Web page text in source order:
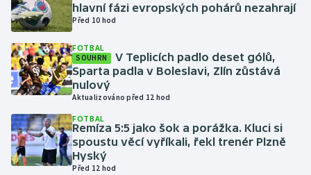
Moderní pětiboj
Motorsport
Olympijské hry
Parasport
Plavání
hlavní fázi evropských pohárů nezahrají
Před 10 hod
FOTBAL
SOUHRN
V Teplicích padlo deset gólů,
Sparta padla v Boleslavi, Zlín zůstává
nulový
Aktualizováno před 12 hod
FOTBAL
Remíza 5:5 jako šok a porážka. Kluci si
spoustu věcí vyříkali, řekl trenér Plzně
Hyský
Před 12 hod